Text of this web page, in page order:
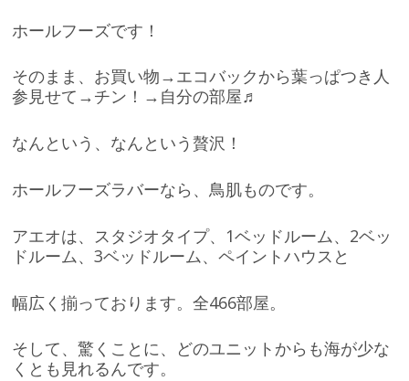
ホールフーズです！
そのまま、お買い物→エコバックから葉っぱつき人
参見せて→チン！→自分の部屋♬
なんという、なんという贅沢！
ホールフーズラバーなら、鳥肌ものです。
アエオは、スタジオタイプ、1ベッドルーム、2ベッ
ドルーム、3ベッドルーム、ペイントハウスと
幅広く揃っております。全466部屋。
そして、驚くことに、どのユニットからも海が少な
くとも見れるんです。